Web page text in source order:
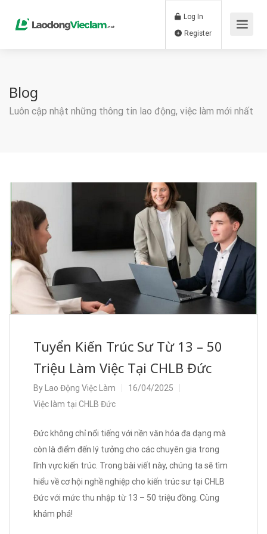
Log In
Blog
Luôn cập nhật những thông tin lao động, việc làm mới nhất
Tuyển Kiến Trúc Sư Từ 13 – 50
Triệu Làm Việc Tại CHLB Đức
By Lao Động Việc Làm
16/04/2025
Việc làm tại CHLB Đức
Đức không chỉ nổi tiếng với nền văn hóa đa dạng mà
còn là điểm đến lý tưởng cho các chuyên gia trong
lĩnh vực kiến trúc. Trong bài viết này, chúng ta sẽ tìm
hiểu về cơ hội nghề nghiệp cho kiến trúc sư tại CHLB
Đức với mức thu nhập từ 13 – 50 triệu đồng. Cùng
khám phá!